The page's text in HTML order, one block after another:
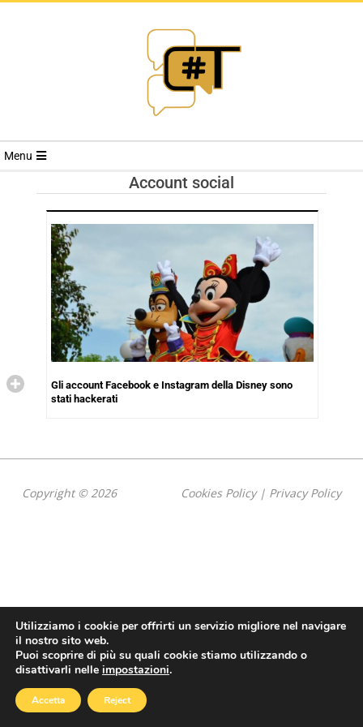
RIVISTA
TRENDS
Menu
Account social
Gli account Facebook e Instagram della Disney sono
stati hackerati
Copyright © 2026 Cookies Policy| Privacy Policy
Utilizziamo i cookie per offrirti un servizio migliore nel navigare
il nostro sito web.
Puoi scoprire di più su quali cookie stiamo utilizzando o
disattivarli nelle impostazioni.
Accetta Reject